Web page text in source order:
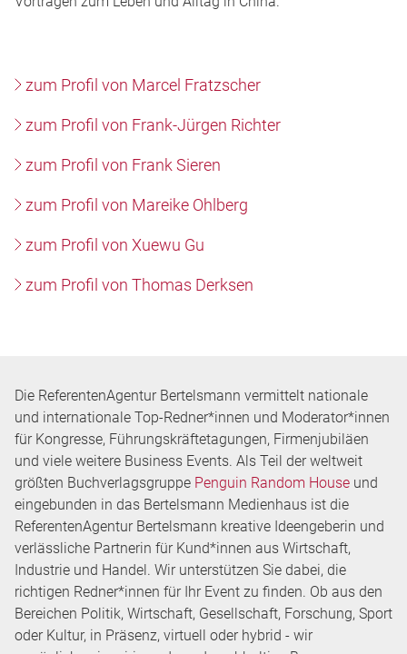
zum Profil von Marcel Fratzscher
zum Profil von Frank-Jürgen Richter
zum Profil von Frank Sieren
zum Profil von Mareike Ohlberg
zum Profil von Xuewu Gu
zum Profil von Thomas Derksen
Die ReferentenAgentur Bertelsmann vermittelt nationale
und internationale Top-Redner*innen und Moderator*innen
für Kongresse, Führungskräftetagungen, Firmenjubiläen
und viele weitere Business Events. Als Teil der weltweit
größten Buchverlagsgruppe Penguin Random House und
eingebunden in das Bertelsmann Medienhaus ist die
ReferentenAgentur Bertelsmann kreative Ideengeberin und
verlässliche Partnerin für Kund*innen aus Wirtschaft,
Industrie und Handel. Wir unterstützen Sie dabei, die
richtigen Redner*innen für Ihr Event zu finden. Ob aus den
Bereichen Politik, Wirtschaft, Gesellschaft, Forschung, Sport
oder Kultur, in Präsenz, virtuell oder hybrid - wir